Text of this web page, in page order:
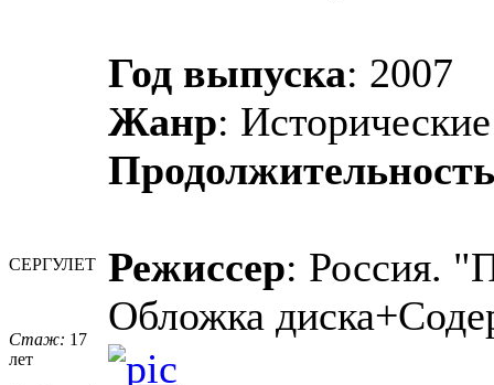
СЕРГУЛЕТ
Стаж: 17
лет
Год выпуска: 2007
Жанр:
Продолжительность
Режиссер: Россия.
Обложка